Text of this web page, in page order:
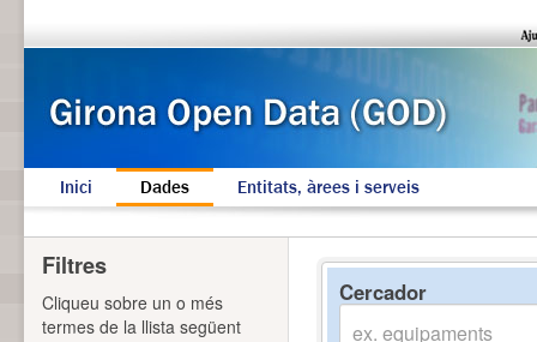
Inici Dades Entitats, àrees i serveis
Cercador
Filtres
Cliqueu sobre un o més
termes de la llista següent